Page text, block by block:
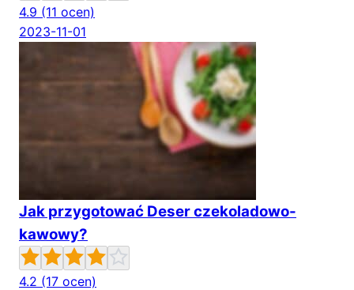
4.9 (11 ocen)
2023-11-01
Jak przygotować Deser czekoladowo-
kawowy?
4.2 (17 ocen)